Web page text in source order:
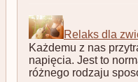
Relaks dla
Każdemu z nas
napięcia. Jest to
różnego rodzaju